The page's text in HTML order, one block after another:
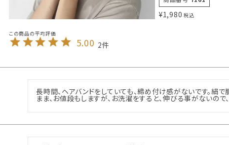
¥1,980 税込
5.00 2
長時間、ヘアバンドをしていても、締め付け感がないです。絹で
まま、お値段もしますが、お洗濯をすると、伸びる事がないので